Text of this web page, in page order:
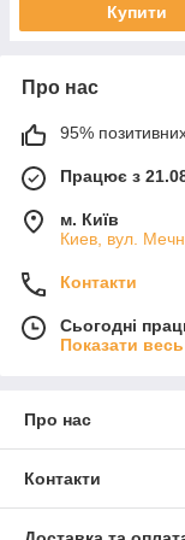
Купити
Про нас
95% позитивних
Працює з
м. Київ
Киев, вул.
Контакти
Сьогодні
Показати
Про нас
Контакти